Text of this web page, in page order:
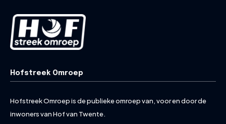
Hofstreek Omroep
Hofstreek Omroep is de publieke omroep van, voor en door de
inwoners van Hof van Twente.